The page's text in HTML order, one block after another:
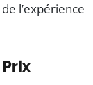
l’expérience